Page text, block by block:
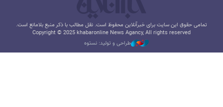
تمامی حقوق این سایت برای خبرآنلاین محفوظ است. نقل مطالب با ذکر منبع بلامانع است.
Copyright © 2025 khabaronline News Agancy, All rights reserved
طراحی و تولید: نستوه